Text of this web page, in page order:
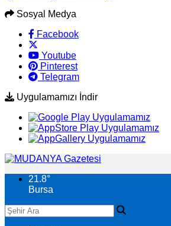
Sosyal Medya
Facebook
Youtube
Pinterest
Telegram
Uygulamamızı İndir
21.8°
Bursa